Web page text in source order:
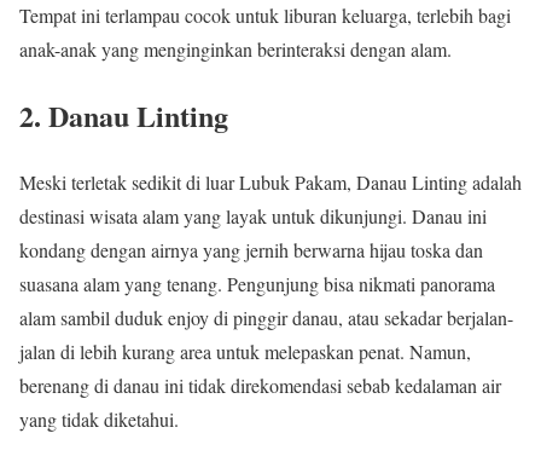
Tempat ini terlampau cocok untuk liburan keluarga, terlebih bagi
anak-anak yang menginginkan berinteraksi dengan alam.
2. Danau Linting
Meski terletak sedikit di luar Lubuk Pakam, Danau Linting adalah
destinasi wisata alam yang layak untuk dikunjungi. Danau ini
kondang dengan airnya yang jernih berwarna hijau toska dan
suasana alam yang tenang. Pengunjung bisa nikmati panorama
alam sambil duduk enjoy di pinggir danau, atau sekadar berjalan-
jalan di lebih kurang area untuk melepaskan penat. Namun,
berenang di danau ini tidak direkomendasi sebab kedalaman air
yang tidak diketahui.